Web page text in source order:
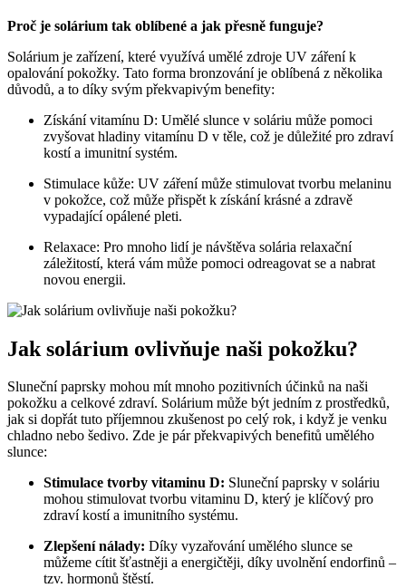
Proč je solárium tak oblíbené a jak přesně funguje?
Solárium⁢ je zařízení, které ⁣využívá umělé zdroje UV záření ⁤k
‌opalování pokožky. Tato forma bronzování je oblíbená z několika
důvodů,⁢ a to díky svým překvapivým benefity:
Získání vitamínu D: Umělé slunce v ‍soláriu může pomoci
zvyšovat hladiny vitamínu D⁣ v těle, což ​je důležité pro zdraví
kostí a imunitní systém.
Stimulace kůže: ‌UV záření může stimulovat tvorbu melaninu
v pokožce, což může‍ přispět k získání krásné a⁢ zdravě
vypadající opálené‍ pleti.
Relaxace: Pro mnoho lidí je návštěva‌ solária relaxační
záležitostí, která ⁤vám může pomoci odreagovat​ se a nabrat
novou energii.
Jak ‌solárium ovlivňuje naši pokožku?
Sluneční paprsky mohou mít mnoho ⁣pozitivních účinků na naši
pokožku a‌ celkové⁢ zdraví. Solárium může být jedním z prostředků,
jak si dopřát⁣ tuto příjemnou zkušenost ‌po celý rok, i když je ⁢venku
chladno nebo šedivo. Zde⁢ je pár⁢ překvapivých benefitů umělého
slunce:
Stimulace tvorby ‍vitaminu D: Sluneční‍ paprsky v ‌soláriu
‌mohou stimulovat tvorbu vitaminu ⁢D,‍ který je‌ klíčový‍ pro‍
zdraví kostí⁢ a imunitního systému.
Zlepšení nálady: Díky vyzařování umělého slunce se
můžeme cítit šťastněji a ​energičtěji, díky uvolnění endorfinů –
tzv. hormonů štěstí.